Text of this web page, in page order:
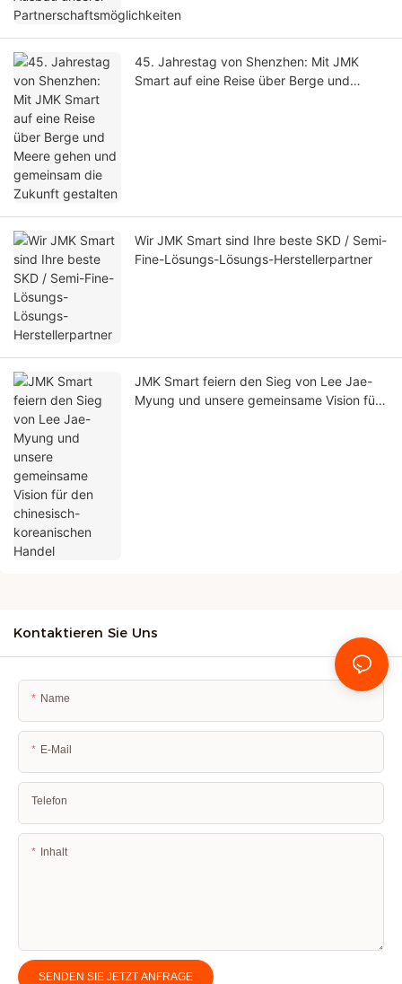
45. Jahrestag von Shenzhen: Mit JMK
Smart auf eine Reise über Berge und
Wir JMK Smart sind Ihre beste SKD / Semi-
Fine-Lösungs-Lösungs-Herstellerpartner
JMK Smart feiern den Sieg von Lee Jae-
Myung und unsere gemeinsame Vision für
Kontaktieren Sie Uns
Name
E-Mail
Telefon
Inhalt
SENDEN SIE JETZT ANFRAGE